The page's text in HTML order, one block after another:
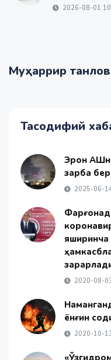
2026-08-01
Муҳаррир
Тасодифий
Эрон
зарба
2025-06-
яширинча
2020-08-
ёнғин
2020-10-